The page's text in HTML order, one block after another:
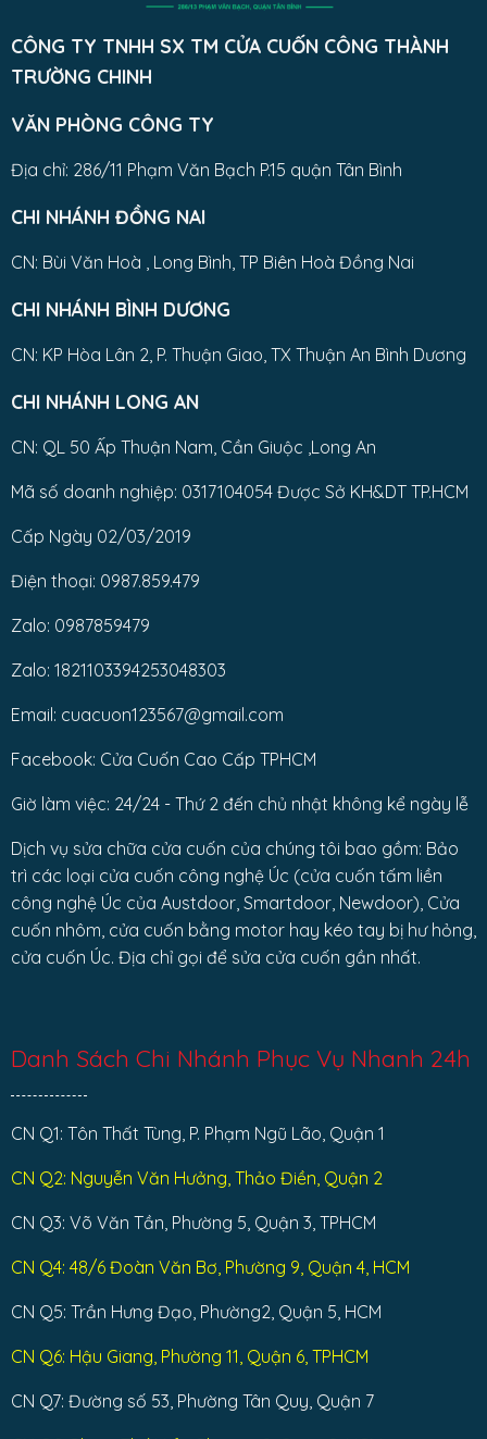
CÔNG TY TNHH SX TM CỬA CUỐN CÔNG THÀNH
TRƯỜNG CHINH
VĂN PHÒNG CÔNG TY
Địa chỉ: 286/11 Phạm Văn Bạch P.15 quận Tân Bình
CHI NHÁNH ĐỒNG NAI
CN: Bùi Văn Hoà , Long Bình, TP Biên Hoà Đồng Nai
CHI NHÁNH BÌNH DƯƠNG
CN: KP Hòa Lân 2, P. Thuận Giao, TX Thuận An Bình Dương
CHI NHÁNH LONG AN
CN: QL 50 Ấp Thuận Nam, Cần Giuộc ,Long An
Mã số doanh nghiệp: 0317104054 Được Sở KH&DT TP.HCM
Cấp Ngày 02/03/2019
Điện thoại: 0987.859.479
Zalo: 0987859479
Zalo: 1821103394253048303
Email: cuacuon123567@gmail.com
Facebook: Cửa Cuốn Cao Cấp TPHCM
Giờ làm việc: 24/24 - Thứ 2 đến chủ nhật không kể ngày lễ
Dịch vụ sửa chữa cửa cuốn của chúng tôi bao gồm: Bảo
trì các loại cửa cuốn công nghệ Úc (cửa cuốn tấm liền
công nghệ Úc của Austdoor, Smartdoor, Newdoor), Cửa
cuốn nhôm, cửa cuốn bằng motor hay kéo tay bị hư hỏng,
cửa cuốn Úc. Địa chỉ gọi để sửa cửa cuốn gần nhất.
Danh Sách Chi Nhánh Phục Vụ Nhanh 24h
CN Q1: Tôn Thất Tùng, P. Phạm Ngũ Lão, Quận 1
CN Q2: Nguyễn Văn Hưởng, Thảo Điền, Quận 2
CN Q3: Võ Văn Tần, Phường 5, Quận 3, TPHCM
CN Q4: 48/6 Đoàn Văn Bơ, Phường 9, Quận 4, HCM
CN Q5: Trần Hưng Đạo, Phường2, Quận 5, HCM
CN Q6: Hậu Giang, Phường 11, Quận 6, TPHCM
CN Q7: Đường số 53, Phường Tân Quy, Quận 7